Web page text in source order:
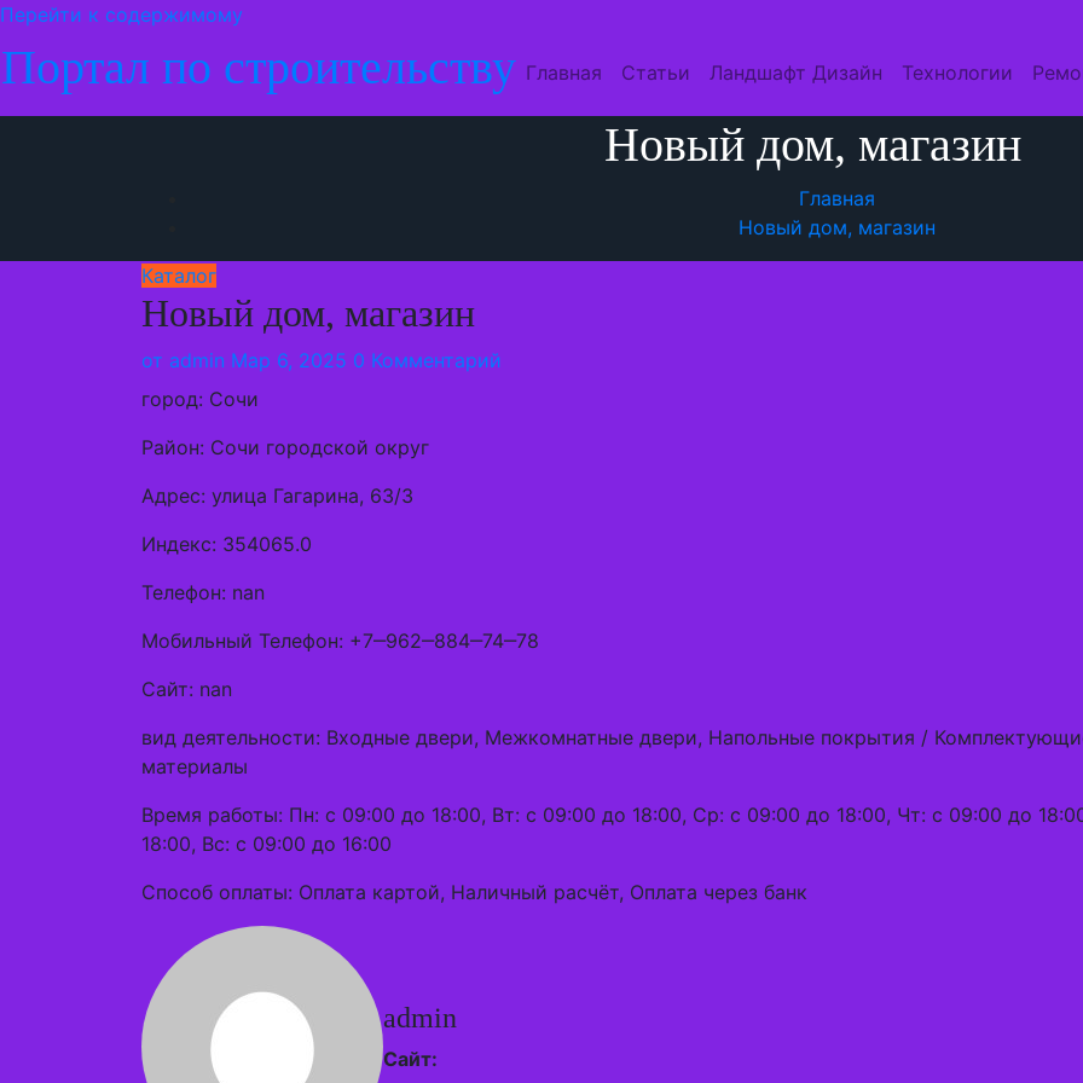
Перейти к содержимому
Портал по строительству Главная Статьи Ландшафт Дизайн Технологии
Новый дом, магазин
Главная
Новый дом, магазин
Каталог
Новый дом, магазин
от admin Мар 6, 2025 0 Комментарий
город: Сочи
Район: Сочи городской округ
Адрес: улица Гагарина, 63/3
Индекс: 354065.0
Телефон: nan
Мобильный Телефон: +7‒962‒884‒74‒78
Сайт: nan
вид деятельности: Входные двери, Межкомнатные двери, Напольные покрытия /
материалы
Время работы: Пн: с 09:00 до 18:00, Вт: с 09:00 до 18:00, Ср: с 09:00 до 18:00, Чт: с 09:00 до
18:00, Вс: с 09:00 до 16:00
Способ оплаты: Оплата картой, Наличный расчёт, Оплата через банк
admin
Сайт: